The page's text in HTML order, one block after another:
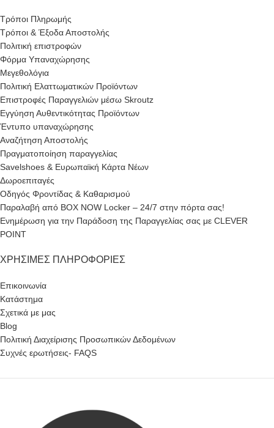
Τρόποι Πληρωμής
Τρόποι & Έξοδα Αποστολής
Πολιτική επιστροφών
Φόρμα Υπαναχώρησης
Μεγεθολόγια
Πολιτική Ελαττωματικών Προϊόντων
Επιστροφές Παραγγελιών μέσω Skroutz
Εγγύηση Αυθεντικότητας Προϊόντων
Έντυπο υπαναχώρησης
Αναζήτηση Αποστολής
Πραγματοποίηση παραγγελίας
Savelshoes & Ευρωπαϊκή Κάρτα Νέων
Δωροεπιταγές
Οδηγός Φροντίδας & Καθαρισμού
Παραλαβή από BOX NOW Locker – 24/7 στην πόρτα σας!
Ενημέρωση για την Παράδοση της Παραγγελίας σας με CLEVER
POINT
ΧΡΉΣΙΜΕΣ ΠΛΗΡΟΦΟΡΊΕΣ
Επικοινωνία
Κατάστημα
Σχετικά με μας
Blog
Πολιτική Διαχείρισης Προσωπικών Δεδομένων
Συχνές ερωτήσεις- FAQS